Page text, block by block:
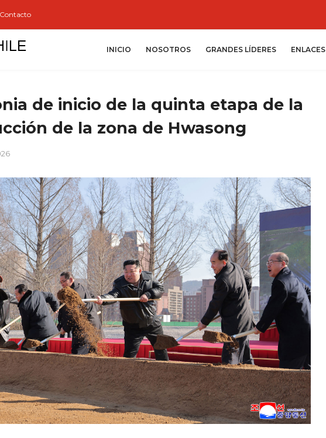
Contacto
INICIO NOSOTROS GRANDES LÍDERES ENLACES
de inicio de la quinta etapa de la
de la zona de Hwasong